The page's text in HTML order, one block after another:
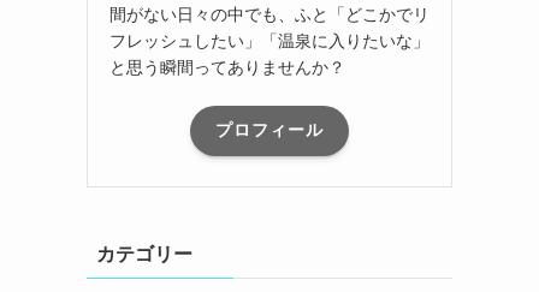
間がない日々の中でも、ふと「どこかでリ
フレッシュしたい」「温泉に入りたいな」
と思う瞬間ってありませんか？
プロフィール
カテゴリー